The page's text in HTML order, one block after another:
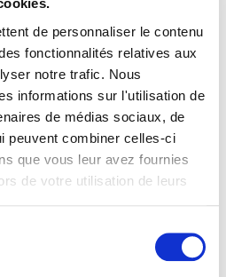
de personnaliser le contenu
fonctionnalités relatives aux
notre trafic. Nous
informations sur l'utilisation de
de médias sociaux, de
peuvent combiner celles-ci
que vous leur avez fournies
de votre utilisation de leurs
fordiste du travail amène
des horaires
des rythmes de
sur la santé mentale des
commence à être
dans lequel des
difficiles amènent la
ce qui en retour
qui seront moins
et les menaces que